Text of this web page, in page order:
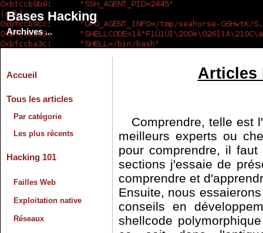
Bases Hacking
Archives ...
Accueil
Tous les articles
Par catégorie
Les plus récents
Hacking 101
Failles Web
Exploitation native
Réseaux
Articles
Comprendre, telle est
meilleurs experts ou
pour comprendre, il
sections j'essaie de
comprendre et
Ensuite, nous
conseils en
shellcode